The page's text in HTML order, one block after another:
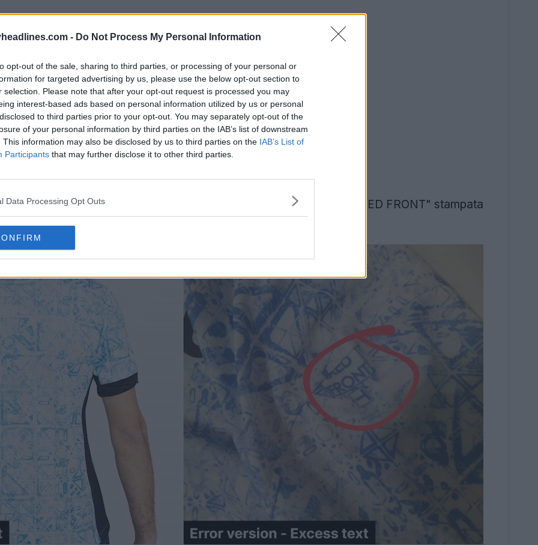
- Do Not Process My Personal Information
opt-out of the sale, sharing to third parties, or processing of your personal or
for targeted advertising by us, please use the below opt-out section to
selection. Please note that after your opt-out request is processed you may
interest-based ads based on personal information utilized by us or personal
to third parties prior to your opt-out. You may separately opt-out of the
of your personal information by third parties on the IAB’s list of downstream
This information may also be disclosed by us to third parties on the IAB’s List of
Participants that may further disclose it to other third parties.
Data Processing Opt Outsla maglia da trasferta Nike
2024 ha la scritta "...XED FRONT" stampata
parte che si collega alla spalla).